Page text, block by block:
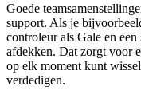
Goede
support. Als je
controleur als Gale en
afdekken. Dat zorgt voor
op elk moment kunt
verdedigen.